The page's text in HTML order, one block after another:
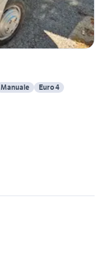
Manuale Euro 4